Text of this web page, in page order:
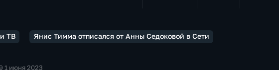
ТВ Янис Тимма отписался от Анны Седоковой в Сети
1 июня 2023